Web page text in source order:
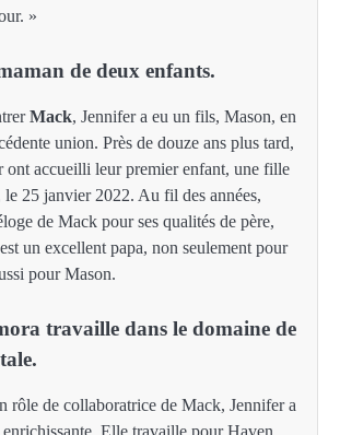
»
de deux enfants.
Mack, Jennifer a eu un fils, Mason, en
union. Près de douze ans plus tard,
ont accueilli leur premier enfant, une fille
le 25 janvier 2022. Au fil des années,
de Mack pour ses qualités de père,
un excellent papa, non seulement pour
pour Mason.
travaille dans le domaine de
rôle de collaboratrice de Mack, Jennifer a